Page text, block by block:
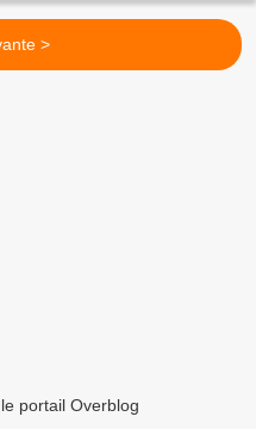
>
portail Overblog